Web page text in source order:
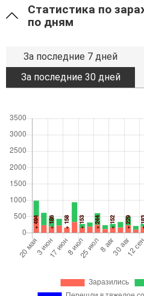
Статистика по
по дням
За последние 7 дней
За последние 30 дней